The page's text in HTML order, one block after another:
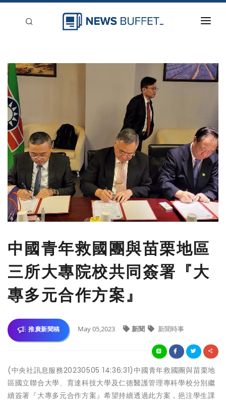
新聞稿分類
中國青年救國團與苗栗地區
三所大專院校共同簽署『大
專多元合作方案』
推廣新聞稿 May 05,2023 新聞 新聞時事
(中央社訊息服務20230505 14:36:31)中國青年救國團與苗栗地
區國立聯合大學、育達科技大學及仁德醫護管理專科學校分別繼
續簽署『大專多元合作方案』希望持續透過此方案，挹注學生課